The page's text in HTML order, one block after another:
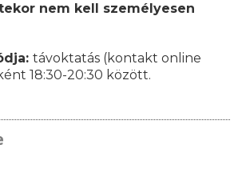
nem kell személyesen
távoktatás (kontakt online
18:30-20:30 között.